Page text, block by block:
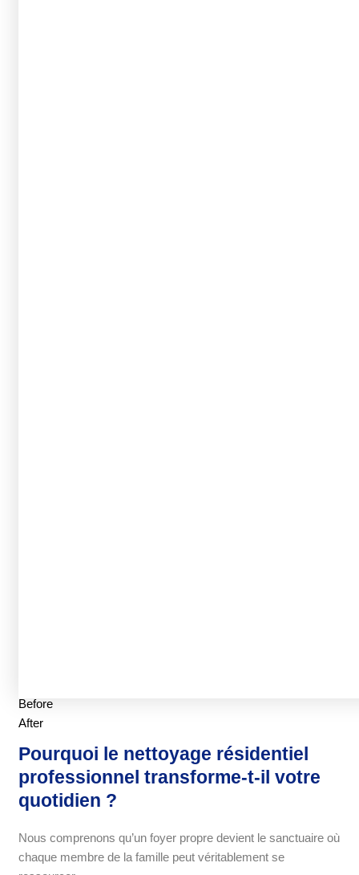
Before
After
Pourquoi le nettoyage résidentiel
professionnel transforme-t-il votre
quotidien ?
Nous comprenons qu’un foyer propre devient le sanctuaire où
chaque membre de la famille peut véritablement se